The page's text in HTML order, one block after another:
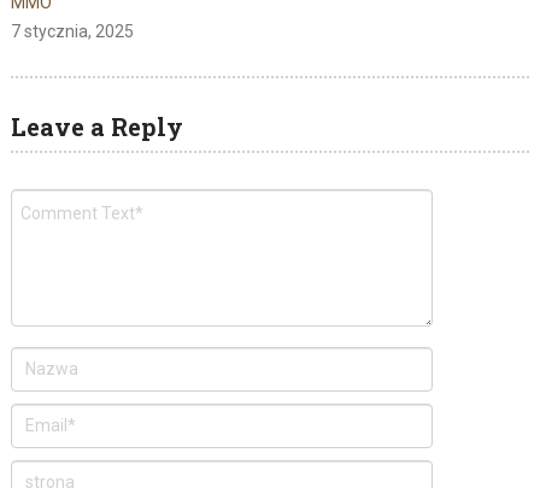
7 stycznia, 2025
Leave a Reply